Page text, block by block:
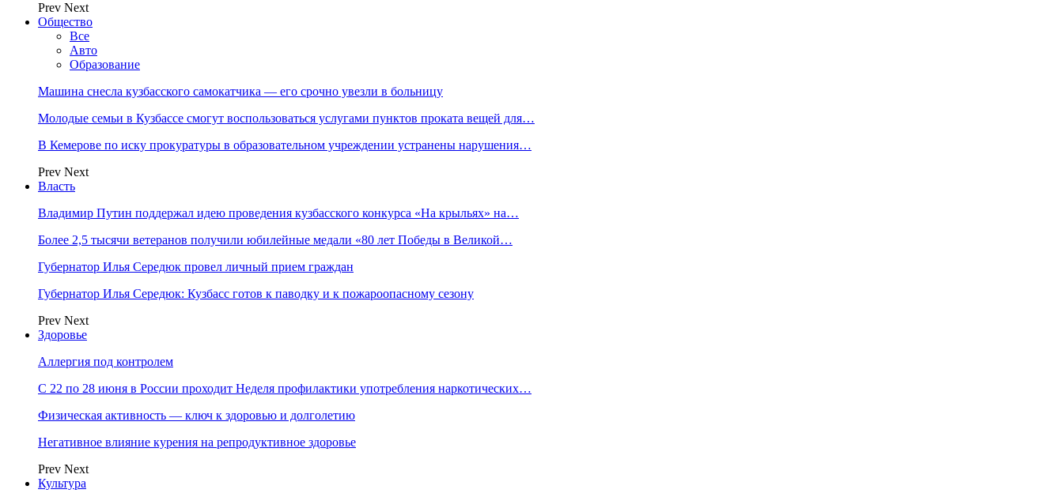
Prev Next
Общество
Все
Авто
Образование
Машина снесла кузбасского самокатчика — его срочно увезли в больницу
Молодые семьи в Кузбассе смогут воспользоваться услугами пунктов проката вещей для…
В Кемерове по иску прокуратуры в образовательном учреждении устранены нарушения…
Prev Next
Власть
Владимир Путин поддержал идею проведения кузбасского конкурса «На крыльях» на…
Более 2,5 тысячи ветеранов получили юбилейные медали «80 лет Победы в Великой…
Губернатор Илья Середюк провел личный прием граждан
Губернатор Илья Середюк: Кузбасс готов к паводку и к пожароопасному сезону
Prev Next
Здоровье
Аллергия под контролем
С 22 по 28 июня в России проходит Неделя профилактики употребления наркотических…
Физическая активность — ключ к здоровью и долголетию
Негативное влияние курения на репродуктивное здоровье
Prev Next
Культура